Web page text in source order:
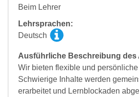
Beim Lehrer
Lehrsprachen:
Deutsch
Ausführliche Beschreibung des
Wir bieten flexible und
Schwierige Inhalte werden
erarbeitet und Lernblockaden